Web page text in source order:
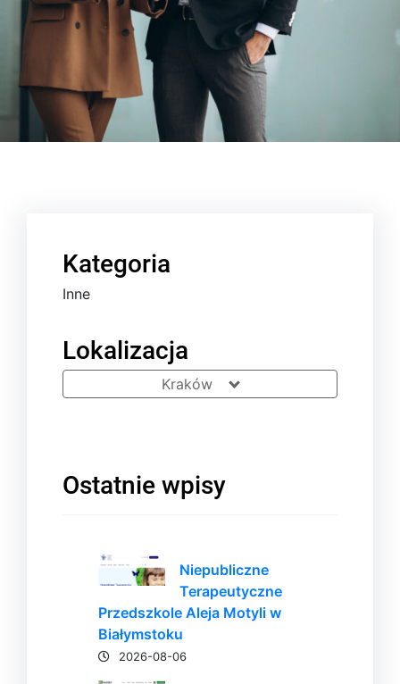
Kategoria
Inne
Lokalizacja
Kraków
Ostatnie wpisy
Niepubliczne
Terapeutyczne
Przedszkole Aleja Motyli w
Białymstoku
2026-08-06